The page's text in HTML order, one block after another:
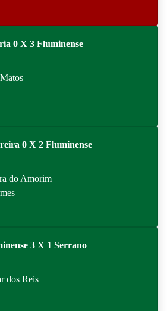
0 X 3 Fluminense
0 X 2 Fluminense
do Amorim
3 X 1 Serrano
dos Reis